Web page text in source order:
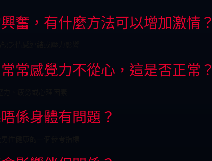
奮，有什麼方法可以增加激情？
常感覺力不從心，這是否正常？
係身體有問題？